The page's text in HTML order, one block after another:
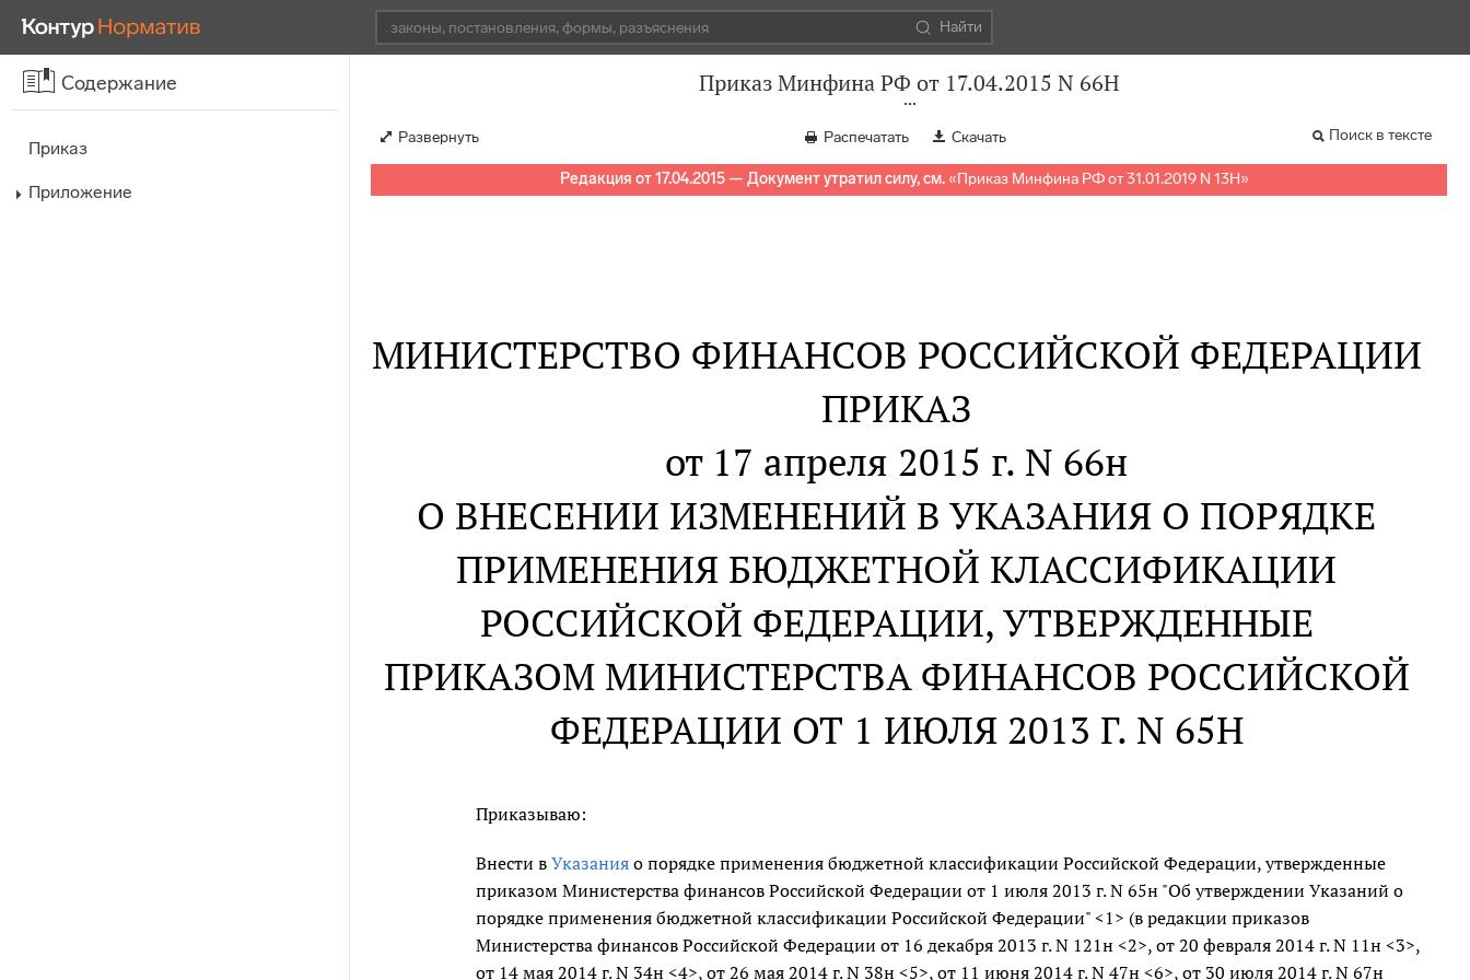
Найти
Содержание
Приказ
Приложение
Приказ Минфина РФ от 17.04.2015 N 66Н
Развернуть Распечатать Скачать Поиск в тексте
Редакция от 17.04.2015 — Документ утратил силу, см. «Приказ Минфина РФ от 31.01.2019 N 13Н»
МИНИСТЕРСТВО ФИНАНСОВ РОССИЙСКОЙ ФЕДЕРАЦИИ
ПРИКАЗ
от 17 апреля 2015 г. N 66н
О ВНЕСЕНИИ ИЗМЕНЕНИЙ В УКАЗАНИЯ О ПОРЯДКЕ
ПРИМЕНЕНИЯ БЮДЖЕТНОЙ КЛАССИФИКАЦИИ
РОССИЙСКОЙ ФЕДЕРАЦИИ, УТВЕРЖДЕННЫЕ
ПРИКАЗОМ МИНИСТЕРСТВА ФИНАНСОВ РОССИЙСКОЙ
ФЕДЕРАЦИИ ОТ 1 ИЮЛЯ 2013 Г. N 65Н
Приказываю:
Внести вУказания о порядке применения бюджетной классификации Российской Федерации, утвержденные
приказом Министерства финансов Российской Федерации от 1 июля 2013 г. N 65н "Об утверждении Указаний о
порядке применения бюджетной классификации Российской Федерации" <1> (в редакции приказов
Министерства финансов Российской Федерации от 16 декабря 2013 г. N 121н <2>, от 20 февраля 2014 г. N 11н <3>,
от 14 мая 2014 г. N 34н <4>, от 26 мая 2014 г. N 38н <5>, от 11 июня 2014 г. N 47н <6>, от 30 июля 2014 г. N 67н